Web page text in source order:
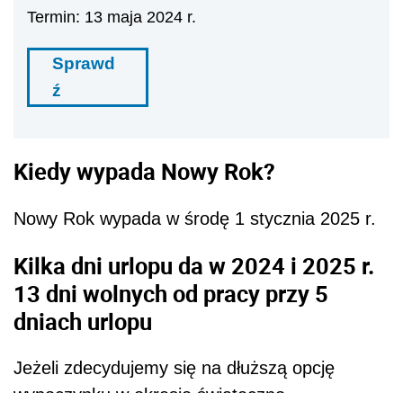
Termin: 13 maja 2024 r.
Sprawd
ź
Kiedy wypada Nowy Rok?
Nowy Rok wypada w środę 1 stycznia 2025 r.
Kilka dni urlopu da w 2024 i 2025 r.
13 dni wolnych od pracy przy 5
dniach urlopu
Jeżeli zdecydujemy się na dłuższą opcję